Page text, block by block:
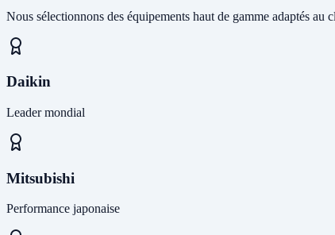
Nous sélectionnons des équipements haut de gamme adaptés au
Daikin
Leader mondial
Mitsubishi
Performance japonaise